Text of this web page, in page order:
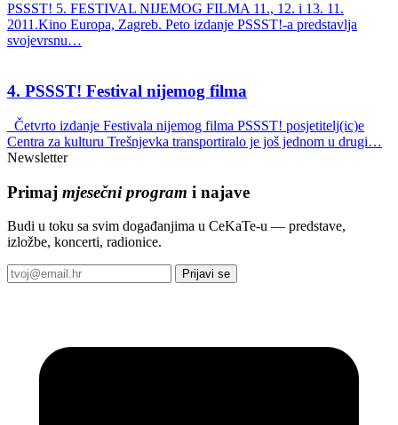
PSSST! 5. FESTIVAL NIJEMOG FILMA 11., 12. i 13. 11.
2011.Kino Europa, Zagreb. Peto izdanje PSSST!-a predstavlja
svojevrsnu…
4. PSSST! Festival nijemog filma
Četvrto izdanje Festivala nijemog filma PSSST! posjetitelj(ic)e
Centra za kulturu Trešnjevka transportiralo je još jednom u drugi…
Newsletter
Primaj mjesečni program i najave
Budi u toku sa svim događanjima u CeKaTe-u — predstave,
izložbe, koncerti, radionice.
Prijavi se